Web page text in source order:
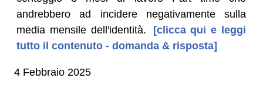
andrebbero ad incidere negativamente sulla
media mensile dell'identità.
[clicca qui e leggi
tutto il contenuto - domanda & risposta]
4 Febbraio 2025